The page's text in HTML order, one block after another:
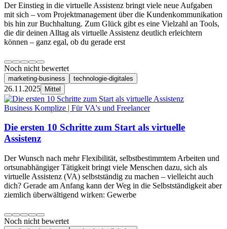
Der Einstieg in die virtuelle Assistenz bringt viele neue Aufgaben
mit sich – vom Projektmanagement über die Kundenkommunikation
bis hin zur Buchhaltung. Zum Glück gibt es eine Vielzahl an Tools,
die dir deinen Alltag als virtuelle Assistenz deutlich erleichtern
können – ganz egal, ob du gerade erst
Noch nicht bewertet
marketing-business technologie-digitales
26.11.2025 Mittel
Business Komplize | Für VA's und Freelancer
Die ersten 10 Schritte zum Start als virtuelle
Assistenz
Der Wunsch nach mehr Flexibilität, selbstbestimmtem Arbeiten und
ortsunabhängiger Tätigkeit bringt viele Menschen dazu, sich als
virtuelle Assistenz (VA) selbstständig zu machen – vielleicht auch
dich? Gerade am Anfang kann der Weg in die Selbstständigkeit aber
ziemlich überwältigend wirken: Gewerbe
Noch nicht bewertet